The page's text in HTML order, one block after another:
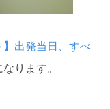
】出発当日、すべ
ります。